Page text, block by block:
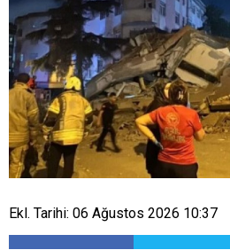
Ekl. Tarihi: 06 Ağustos 2026 10:37